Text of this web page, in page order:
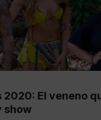
El veneno
show